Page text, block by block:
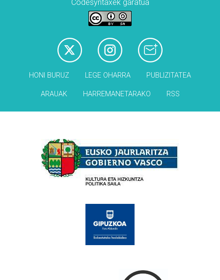
Codesyntaxek garatua
HONI BURUZ LEGE OHARRA PUBLIZITATEA
ARAUAK HARREMANETARAKO RSS